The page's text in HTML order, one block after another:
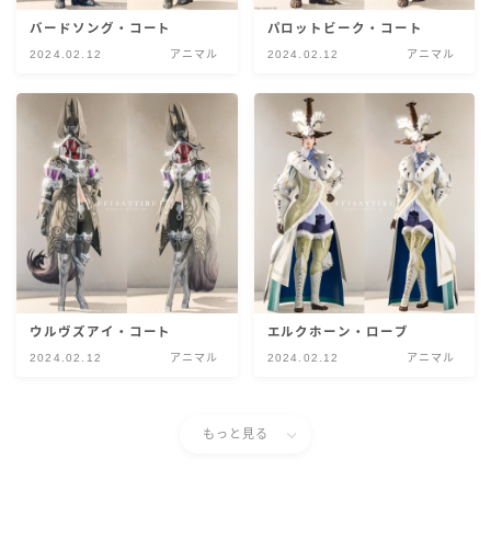
ローライズ
ミニスカート
ロングスカート
インナーパンツ付きスカート
ショートパンツ
バードソング・コート
2024.02.12 アニマル
パロットビーク・コート
2024.02.12 アニマル
ウルヴズアイ・コート
2024.02.12 アニマル
エルクホーン・ローブ
2024.02.12 アニマル
もっと見る